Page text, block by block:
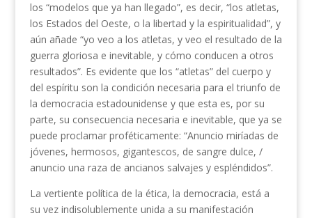
los “modelos que ya han llegado”, es decir, “los atletas,
los Estados del Oeste, o la libertad y la espiritualidad”, y
aún añade “yo veo a los atletas, y veo el resultado de la
guerra gloriosa e inevitable, y cómo conducen a otros
resultados”. Es evidente que los “atletas” del cuerpo y
del espíritu son la condición necesaria para el triunfo de
la democracia estadounidense y que esta es, por su
parte, su consecuencia necesaria e inevitable, que ya se
puede proclamar proféticamente: “Anuncio miríadas de
jóvenes, hermosos, gigantescos, de sangre dulce, /
anuncio una raza de ancianos salvajes y espléndidos”.
La vertiente política de la ética, la democracia, está a
su vez indisolublemente unida a su manifestación